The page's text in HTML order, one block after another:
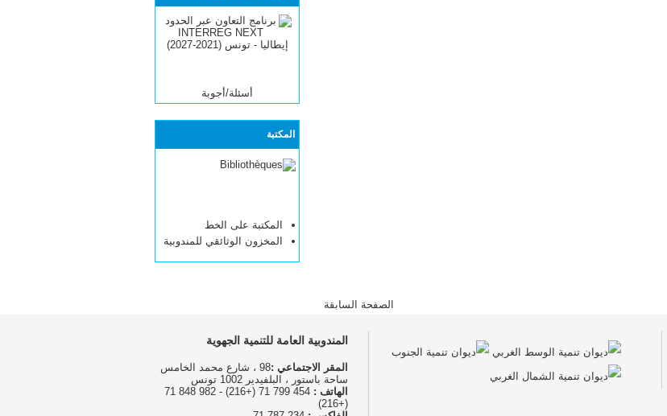
أسئلة/أجوبة
المكتبة
المكتبة على الخط
المخزون الوثائقي للمندوبية
الصفحة السابقة
المندوبية العامة للتنمية الجهوية
المقر الاجتماعي :
98 ، شارع محمد الخامس
ساحة باستور ، البلفيدير 1002 تونس
الهاتف :
454 799 71 (+216) - 982 848 71
(+216)